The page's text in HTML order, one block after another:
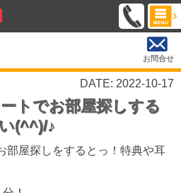
お問合せ
DATE: 2022-10-17
トでお部屋探しする
(^^)/♪
部屋探しをするとっ！特典や耳